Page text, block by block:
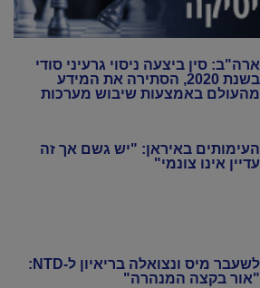
ארה"ב: סין ביצעה ניסוי גרעיני סודי
בשנת 2020, הסתירה את המידע
מהעולם באמצעות שיבוש מערכות
העימותים באיראן: "יש גשם אך זה
עדיין אינו צונמי"
לשעבר מיס ונצואלה בריאיון ל-NTD:
"אור בקצה המנהרה"